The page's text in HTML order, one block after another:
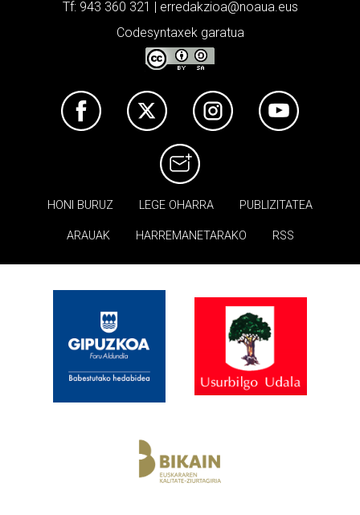
Tf: 943 360 321 | erredakzioa@noaua.eus
Codesyntaxek garatua
HONI BURUZ LEGE OHARRA PUBLIZITATEA
ARAUAK HARREMANETARAKO RSS